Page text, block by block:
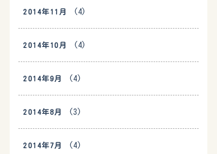
2014年11月 (4)
2014年10月 (4)
2014年9月 (4)
2014年8月 (3)
2014年7月 (4)